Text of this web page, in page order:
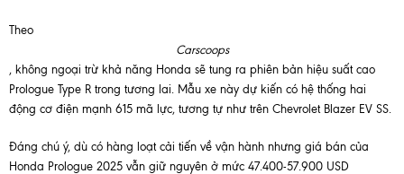
Theo
Carscoops
, không ngoại trừ khả năng Honda sẽ tung ra phiên bản hiệu suất cao
Prologue Type R trong tương lai. Mẫu xe này dự kiến có hệ thống hai
động cơ điện mạnh 615 mã lực, tương tự như trên Chevrolet Blazer EV SS.
Đáng chú ý, dù có hàng loạt cải tiến về vận hành nhưng giá bán của
Honda Prologue 2025 vẫn giữ nguyên ở mức 47.400-57.900 USD